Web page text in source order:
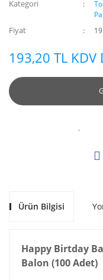
Kategori
Fiyat
193,20 TL KDV
Ürün Bilgisi
Happy Birtday
Balon (100 Adet)